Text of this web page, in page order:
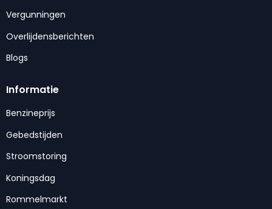
Vergunningen
Overlijdensberichten
Blogs
Informatie
Benzineprijs
Gebedstijden
Stroomstoring
Koningsdag
Rommelmarkt